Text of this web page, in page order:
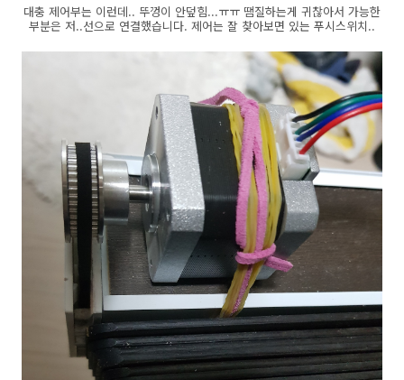
대충 제어부는 이런데.. 뚜껑이 안덮힘...ㅠㅠ 땜질하는게 귀찮아서 가능한
부분은 저..선으로 연결했습니다. 제어는 잘 찾아보면 있는 푸시스위치..